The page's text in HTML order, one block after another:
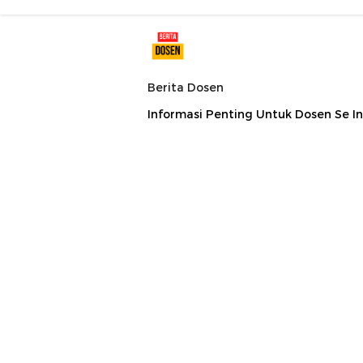
Berita Dosen
Informasi Penting Untuk Dosen Se